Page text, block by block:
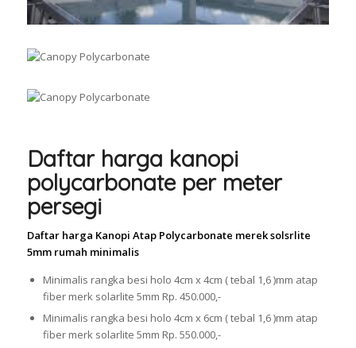
Daftar harga kanopi
polycarbonate per meter
persegi
Daftar harga Kanopi Atap Polycarbonate merek solsrlite
5mm rumah minimalis
Minimalis rangka besi holo 4cm x 4cm ( tebal 1,6 )mm atap
fiber merk solarlite 5mm Rp. 450.000,-
Minimalis rangka besi holo 4cm x 6cm ( tebal 1,6 )mm atap
fiber merk solarlite 5mm Rp. 550.000,-